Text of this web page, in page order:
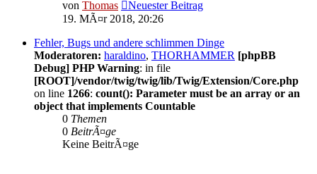
von Thomas
Neuester Beitrag
19. MÃ¤r 2018, 20:26
Fehler, Bugs und andere schlimmen Dinge
Moderatoren: haraldino, THORHAMMER [phpBB
Debug] PHP Warning: in file
[ROOT]/vendor/twig/twig/lib/Twig/Extension/Core.php
on line 1266: count(): Parameter must be an array or an
object that implements Countable
0 Themen
0 BeitrÃ¤ge
Keine BeitrÃ¤ge